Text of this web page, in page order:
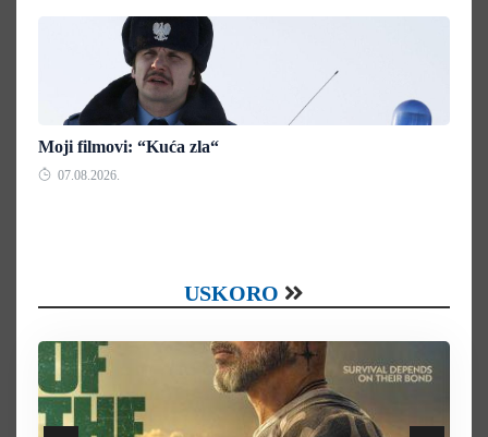
Moji filmovi: “Kuća zla“
07.08.2026.
USKORO